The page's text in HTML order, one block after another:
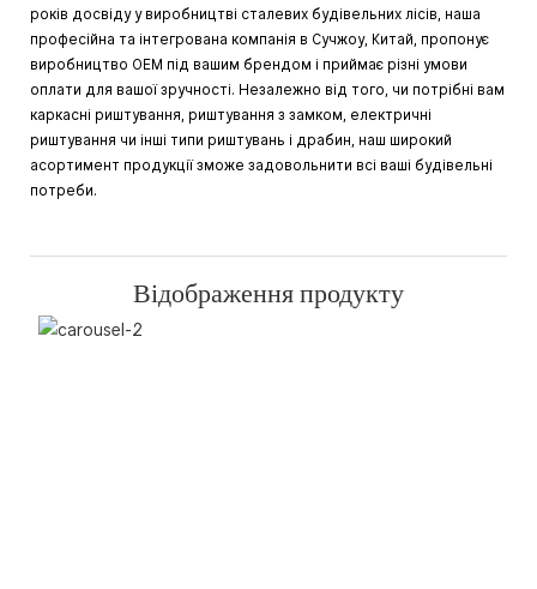
років досвіду у виробництві сталевих будівельних лісів, наша
професійна та інтегрована компанія в Сучжоу, Китай, пропонує
виробництво OEM під вашим брендом і приймає різні умови
оплати для вашої зручності. Незалежно від того, чи потрібні вам
каркасні риштування, риштування з замком, електричні
риштування чи інші типи риштувань і драбин, наш широкий
асортимент продукції зможе задовольнити всі ваші будівельні
потреби.
Відображення продукту